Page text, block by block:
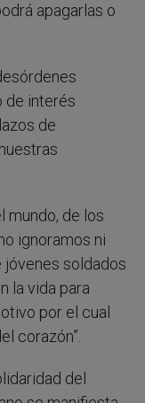
apagarlas o
de interés
de
mundo, de los
ignoramos ni
jóvenes soldados
la vida para
por el cual
corazón”.
del